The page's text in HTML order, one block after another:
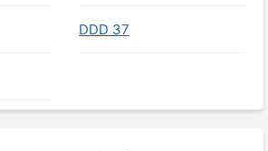
DDD 37